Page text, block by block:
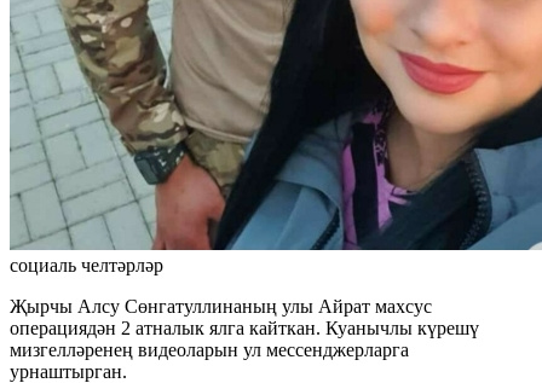
социаль челтәрләр
Җырчы Алсу Сөнгатуллинаның улы Айрат махсус
операциядән 2 атналык ялга кайткан. Куанычлы күрешү
мизгелләренең видеоларын ул мессенджерларга
урнаштырган.